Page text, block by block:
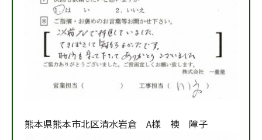
熊本県熊本市北区清水岩倉 A様 襖 障子